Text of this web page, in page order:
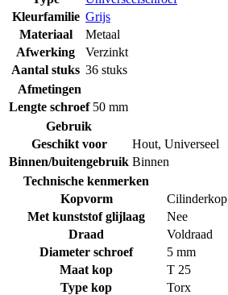
Kleurfamilie Grijs
Materiaal
Metaal
Afwerking
Verzinkt
Aantal stuks 36 stuks
Afmetingen
Lengte schroef 50 mm
Gebruik
Geschikt voor
Hout, Universeel
Binnen/buitengebruik Binnen
Technische kenmerken
Kopvorm
Cilinderkop
Met kunststof glijlaag
Nee
Draad
Voldraad
Diameter schroef
5 mm
Maat kop
T 25
Type kop
Torx